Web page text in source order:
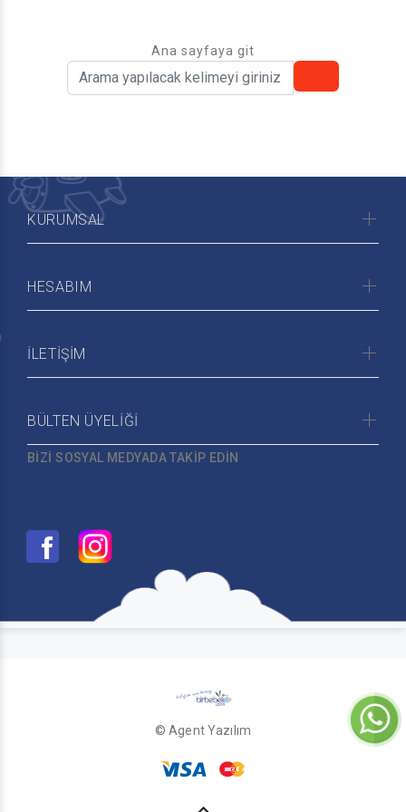
Ana sayfaya git
KURUMSAL
HESABIM
İLETİŞİM
BÜLTEN ÜYELİĞİ
BİZİ SOSYAL MEDYADA TAKİP EDİN
© Agent Yazılım